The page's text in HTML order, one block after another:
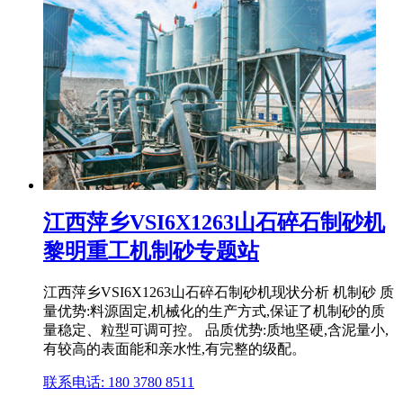
江西萍乡VSI6X1263山石碎石制砂机
黎明重工机制砂专题站
江西萍乡VSI6X1263山石碎石制砂机现状分析 机制砂 质
量优势:料源固定,机械化的生产方式,保证了机制砂的质
量稳定、粒型可调可控。 品质优势:质地坚硬,含泥量小,
有较高的表面能和亲水性,有完整的级配。
联系电话: 180 3780 8511